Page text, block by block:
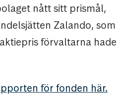
nått sitt prismål,
Zalando, som
förvaltarna hade
för fonden här.